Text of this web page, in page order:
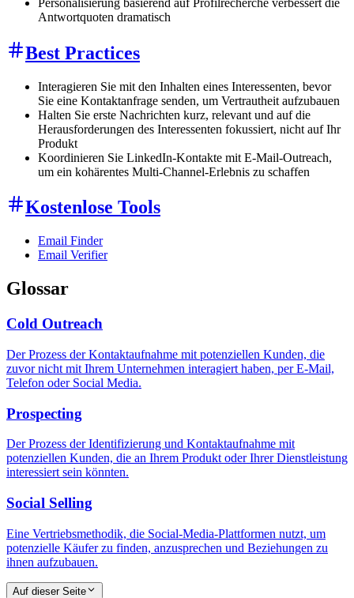
Antwortquoten dramatisch
Best Practices
Interagieren Sie mit den Inhalten eines Interessenten, bevor
Sie eine Kontaktanfrage senden, um Vertrautheit aufzubauen
Halten Sie erste Nachrichten kurz, relevant und auf die
Herausforderungen des Interessenten fokussiert, nicht auf Ihr
Produkt
Koordinieren Sie LinkedIn-Kontakte mit E-Mail-Outreach,
um ein kohärentes Multi-Channel-Erlebnis zu schaffen
Kostenlose Tools
Email Finder
Email Verifier
Glossar
Cold Outreach
Der Prozess der Kontaktaufnahme mit potenziellen Kunden, die
zuvor nicht mit Ihrem Unternehmen interagiert haben, per E-Mail,
Telefon oder Social Media.
Prospecting
Der Prozess der Identifizierung und Kontaktaufnahme mit
potenziellen Kunden, die an Ihrem Produkt oder Ihrer Dienstleistung
interessiert sein könnten.
Social Selling
Eine Vertriebsmethodik, die Social-Media-Plattformen nutzt, um
potenzielle Käufer zu finden, anzusprechen und Beziehungen zu
ihnen aufzubauen.
Auf dieser Seite